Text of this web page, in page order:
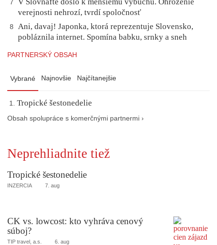
7
verejnosti nehrozí, tvrdí spoločnosť
8
Ani, davaj! Japonka, ktorá reprezentuje Slovensko,
pobláznila internet. Spomína babku, srnky a sneh
PARTNERSKÝ OBSAH
Vybrané Najnovšie Najčítanejšie
Tropické šestonedelie
Obsah spolupráce s komerčnými partnermi ›
Neprehliadnite tiež
Tropické šestonedelie
INZERCIA 7. aug
CK vs. lowcost: kto vyhráva cenový
súboj?
TIP travel, a.s. 6. aug